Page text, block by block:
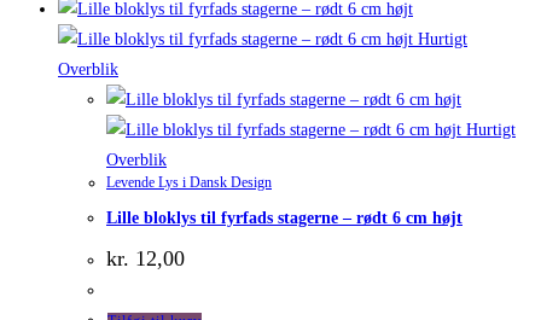
Hurtigt
Overblik
Hurtigt
Overblik
Levende Lys i Dansk Design
Lille bloklys til fyrfads stagerne – rødt 6 cm højt
kr. 12,00